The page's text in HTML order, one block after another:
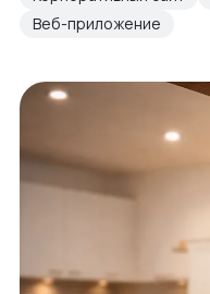
Веб-приложение